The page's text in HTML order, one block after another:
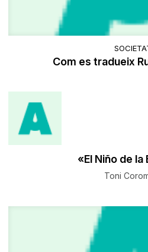
Com es tradueix
«El Niño de la
Toni